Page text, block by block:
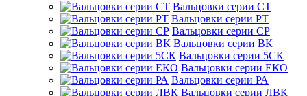
Вальцовки серии СТ
Вальцовки серии РТ
Вальцовки серии СР
Вальцовки серии ВК
Вальцовки серии 5СК
Вальцовки серии ЕКО
Вальцовки серии РА
Вальцовки серии ЛВК